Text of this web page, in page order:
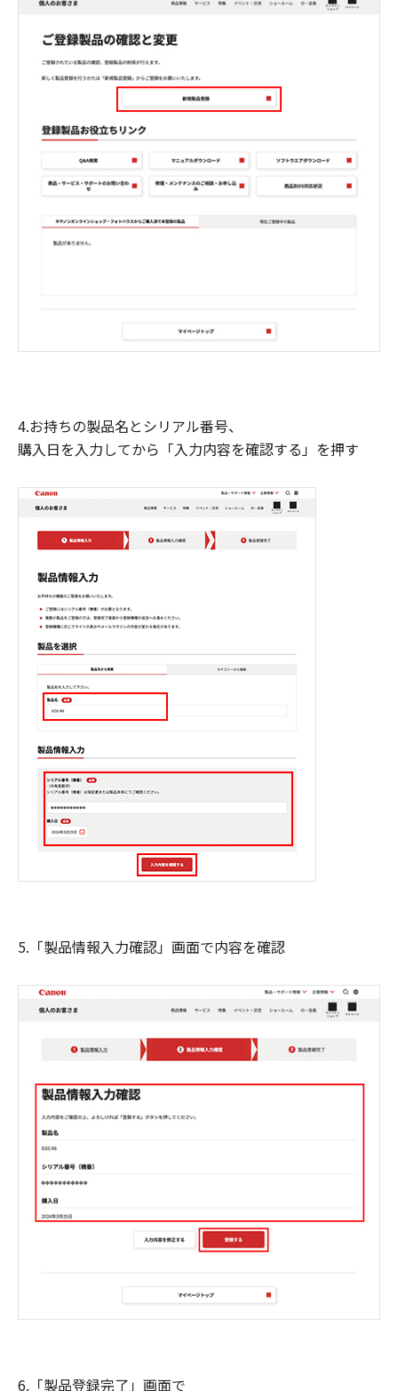
4.お持ちの製品名とシリアル番号、
購入日を入力してから「入力内容を確認する」を押す
5.「製品情報入力確認」画面で内容を確認
6.「製品登録完了」画面で